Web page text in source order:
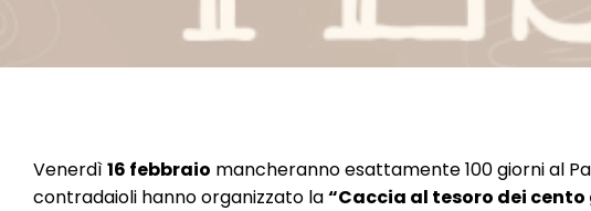
Venerdì16 febbraio mancheranno esattamente 100 giorni al
contradaioli hanno organizzato la“Caccia al tesoro dei cento